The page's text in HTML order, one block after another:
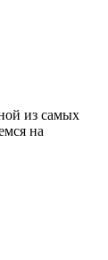
из самых
на